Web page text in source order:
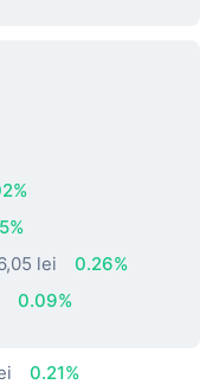
Reală
lei
0.26%
0.09%
0.21%